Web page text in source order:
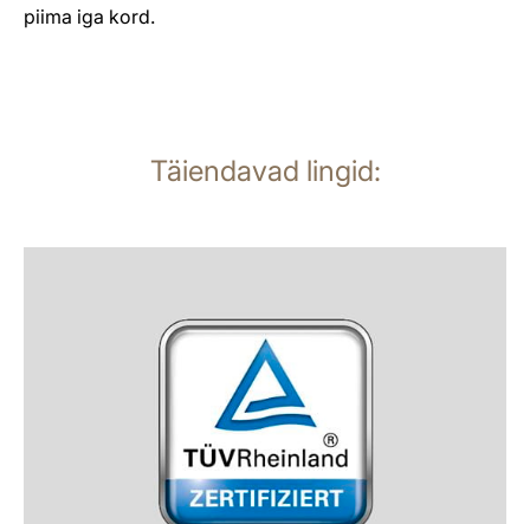
piima iga kord.
Täiendavad lingid: